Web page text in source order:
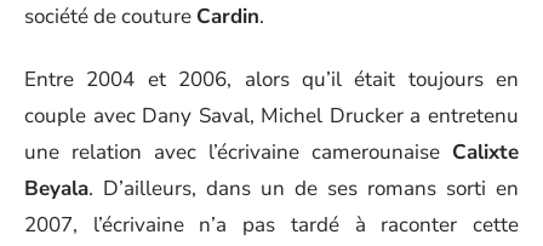
société de couture Cardin.
Entre 2004 et 2006, alors qu’il était toujours en
couple avec Dany Saval, Michel Drucker a entretenu
une relation avec l’écrivaine camerounaise Calixte
Beyala. D’ailleurs, dans un de ses romans sorti en
2007, l’écrivaine n’a pas tardé à raconter cette